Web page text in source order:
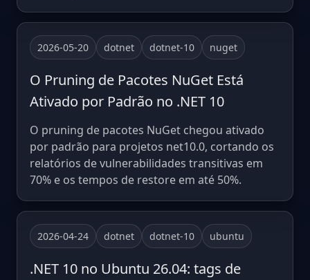
2026-05-20 dotnet dotnet-10 nuget
O Pruning de Pacotes NuGet Está
Ativado por Padrão no .NET 10
O pruning de pacotes NuGet chegou ativado
por padrão para projetos net10.0, cortando os
relatórios de vulnerabilidades transitivas em
70% e os tempos de restore em até 50%.
2026-04-24 dotnet dotnet-10 ubuntu
.NET 10 no Ubuntu 26.04: tags de